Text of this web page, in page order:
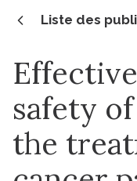
Liste des
safety
the